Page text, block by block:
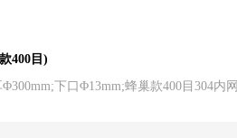
400目)
下口Φ13mm;蜂巢款400目304内网